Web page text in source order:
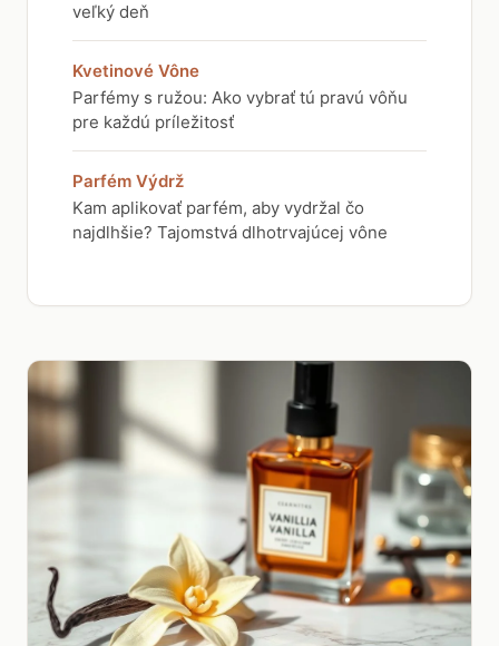
veľký deň
Kvetinové Vône
Parfémy s ružou: Ako vybrať tú pravú vôňu
pre každú príležitosť
Parfém Výdrž
Kam aplikovať parfém, aby vydržal čo
najdlhšie? Tajomstvá dlhotrvajúcej vône